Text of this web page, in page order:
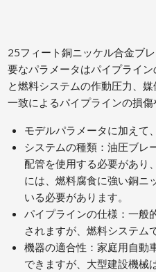
25フィート銅ニッケル合金ブ
要なパラメータはパイプライ
と燃料システムの作動圧力、
一致によるパイプラインの損
モデルパラメータに加えて
システムの種類：油圧ブレ
配管を使用する必要があり
には、燃料腐食に強い銅ニ
いる必要があります。
パイプラインの仕様：一般
されますが、燃料システム
機器の適合性：家庭用自動
できますが、大型建設機械